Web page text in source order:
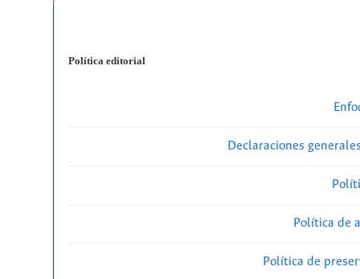
Política editorial
Declaraciones
Política de
Política de